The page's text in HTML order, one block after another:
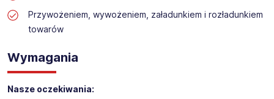
stanowisko:
WYKŁADANIE TOWARU w sklepie kosmetycznym
Lokalizacja: Góra Kalwaria
Przywożeniem, wywożeniem, załadunkiem i rozładunkiem
towarów
Wymagania
Nasze oczekiwania: